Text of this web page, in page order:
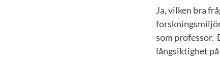
Ja, vilken bra
som professor.
långsiktighet